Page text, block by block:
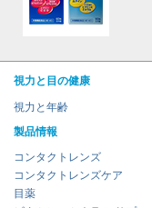
視力と目の健康
視力と年齢
製品情報
コンタクトレンズ
コンタクトレンズケア
目薬